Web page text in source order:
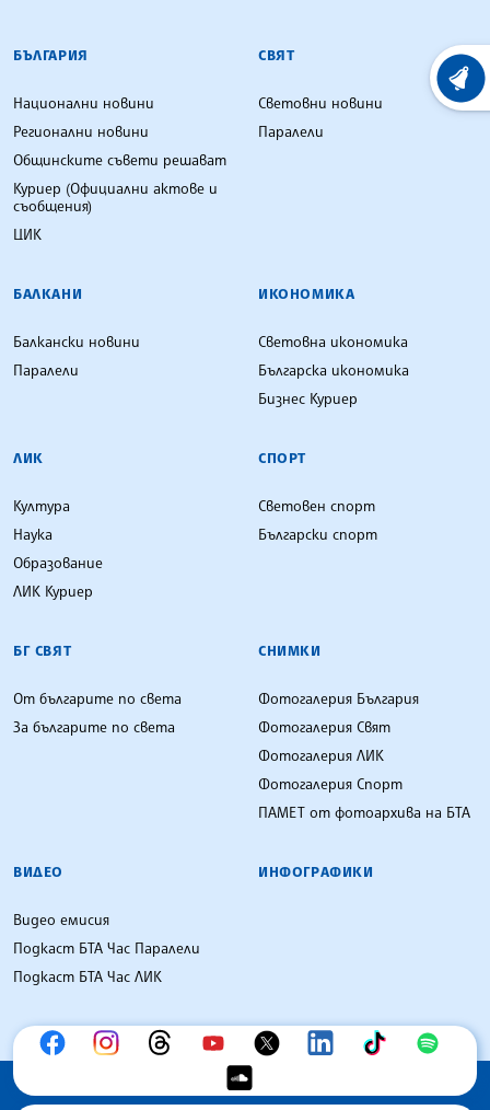
БЪЛГАРСКА ТЕЛЕГРАФНА АГЕНЦИЯ
БЪЛГАРИЯ
Национални новини
Регионални новини
Общинските съвети решават
Куриер (Официални актове и
съобщения)
ЦИК
СВЯТ
Световни новини
Паралели
БАЛКАНИ
Балкански новини
Паралели
ИКОНОМИКА
Световна икономика
Българска икономика
Бизнес Куриер
ЛИК
Култура
Наука
Образование
ЛИК Куриер
СПОРТ
Световен спорт
Български спорт
БГ СВЯТ
От българите по света
За българите по света
СНИМКИ
Фотогалерия България
Фотогалерия Свят
Фотогалерия ЛИК
Фотогалерия Спорт
ПАМЕТ от фотоархива на БТА
ВИДЕО
Видео емисия
Подкаст БТА Час Паралели
Подкаст БТА Час ЛИК
ИНФОГРАФИКИ